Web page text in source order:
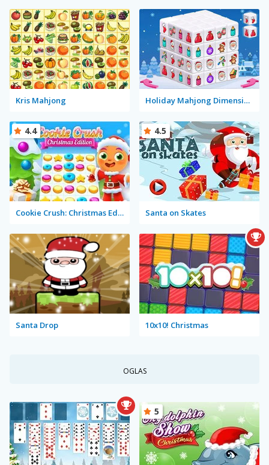
Kris Mahjong Holiday Mahjong Dimensions
Cookie Crush: Christmas Edition
4.4
Santa on Skates
4.5
Santa Drop 10x10! Christmas
OGLAS
5